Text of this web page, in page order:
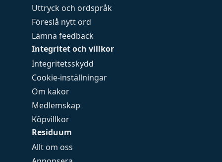
Uttryck och ordspråk
Föreslå nytt ord
Lämna feedback
Integritet och villkor
Integritetsskydd
Cookie-inställningar
Om kakor
Medlemskap
Köpvillkor
Residuum
Allt om oss